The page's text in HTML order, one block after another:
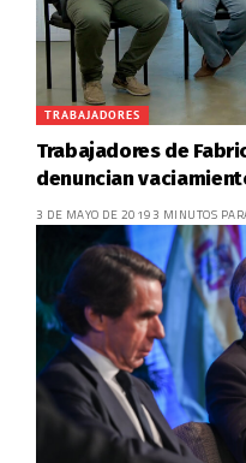
TRABAJADORES
Trabajadores de
denuncian
3 DE MAYO DE 2019 3 MINUTOS